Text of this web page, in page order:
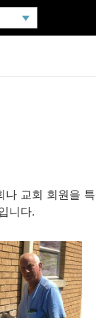
나 교회 회원을
니다.